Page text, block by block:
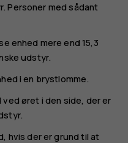
Personer med sådant
enhed mere end 15,3
udstyr.
i en brystlomme.
øret i den side, der er
hvis der er grund til at